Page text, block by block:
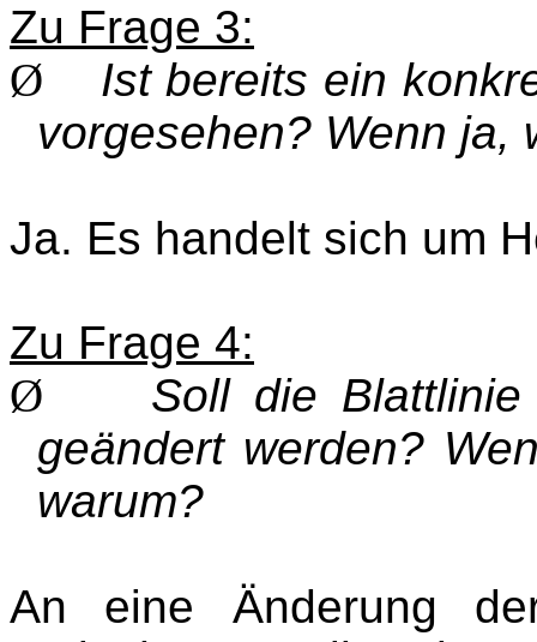
Zu Frage 3:
Ø
Ist bereits ein
vorgesehen? Wenn ja,
Ja. Es handelt sich um
Zu Frage 4:
Ø
Soll die Blattlinie
geändert werden?
warum?
An eine Änderung